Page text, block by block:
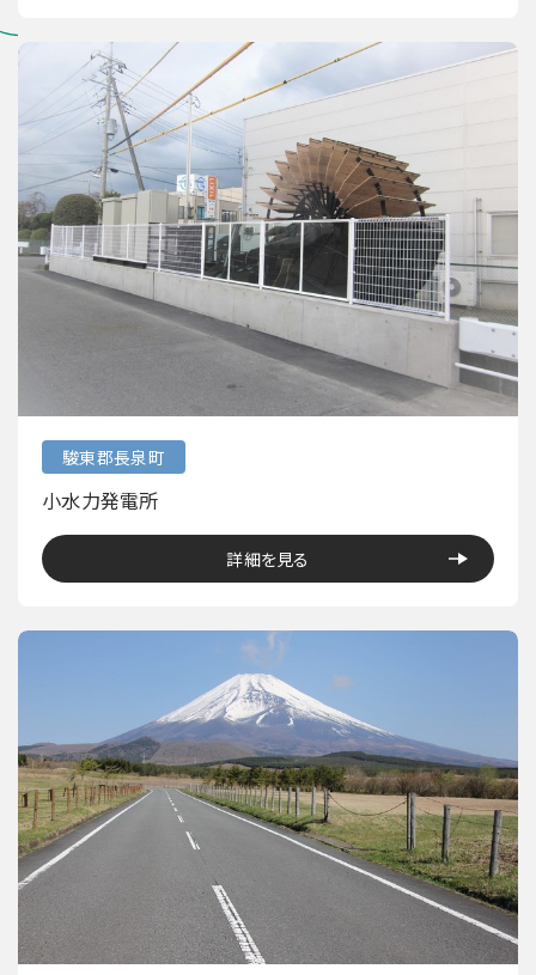
駿東郡長泉町
小水力発電所
詳細を見る